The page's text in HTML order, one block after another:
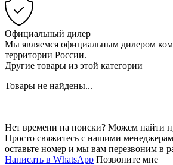
Официальный дилер
Мы являемся официальным дилером
территории России.
Другие товары из этой категории
Товары не найдены...
Нет времени на поиски? Можем найти
Просто свяжитесь с нашими
оставьте номер и мы вам перезвоним в
Написать в WhatsApp Позвоните мне